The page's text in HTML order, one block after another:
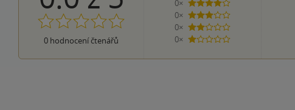
0 hodnocení čtenářů
0×
4 hvězdičky
0×
3 hvězdičky
0×
2 hvězdičky
0×
1 hvezdička